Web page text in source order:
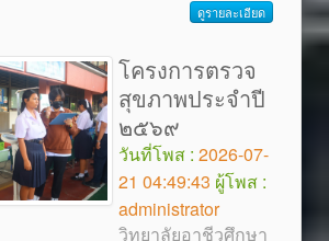
ดูรายละเอียด
โครงการตรวจ
สุขภาพประจำปี
๒๕๖๙
วันที่โพส : 2026-07-
21 04:49:43 ผู้โพส :
administrator
วิทยาลัยอาชีวศึกษา